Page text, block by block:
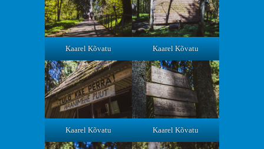
Kaarel Kõvatu Kaarel Kõvatu
Kaarel Kõvatu Kaarel Kõvatu